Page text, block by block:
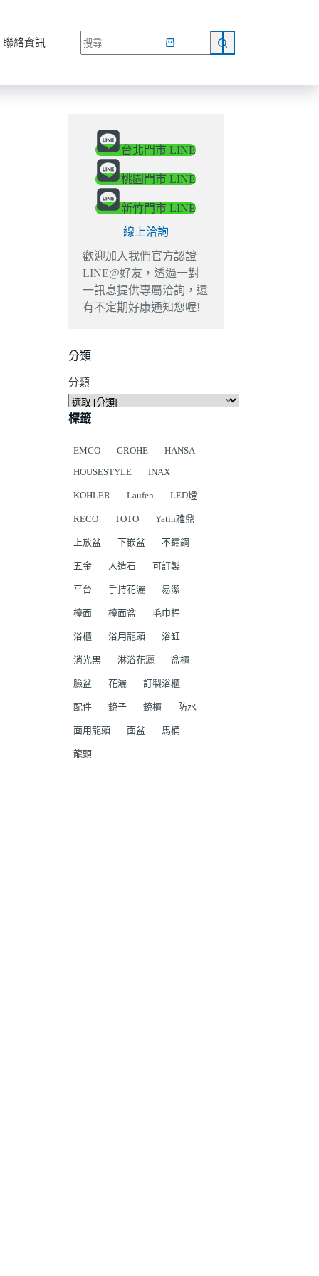
聯絡資訊 網路商店
台北門市 LINE
桃園門市 LINE
新竹門市 LINE
線上洽詢
歡迎加入我們官方認證
LINE@好友，透過一對
一訊息提供專屬洽詢，還
有不定期好康通知您喔!
分類
分類
標籤
EMCO GROHE
HANSA
HOUSESTYLE
INAX
KOHLER Laufen LED燈
RECO TOTO Yatin雅鼎
上放盆 下嵌盆 不鏽鋼
五金 人造石 可訂製
平台 手持花灑 易潔
檯面 檯面盆 毛巾桿
浴櫃 浴用龍頭 浴缸
消光黑 淋浴花灑 盆櫃
臉盆 花灑 訂製浴櫃
配件 鏡子 鏡櫃 防水
面用龍頭 面盆 馬桶
龍頭